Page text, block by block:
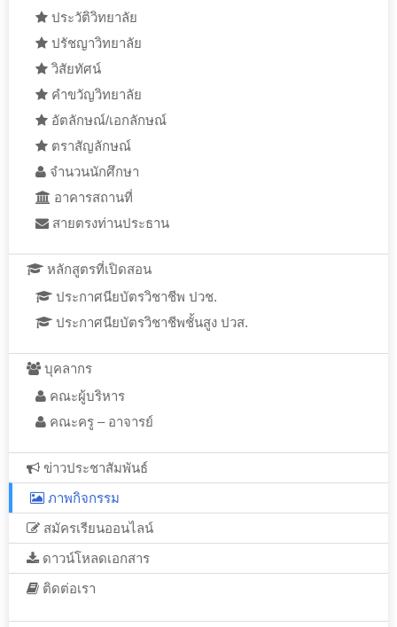
ประวัติวิทยาลัย
ปรัชญาวิทยาลัย
วิสัยทัศน์
คำขวัญวิทยาลัย
อัตลักษณ์/เอกลักษณ์
ตราสัญลักษณ์
จำนวนนักศึกษา
อาคารสถานที่
สายตรงท่านประธาน
หลักสูตรที่เปิดสอน
ประกาศนียบัตรวิชาชีพ ปวช.
ประกาศนียบัตรวิชาชีพชั้นสูง ปวส.
บุคลากร
คณะผู้บริหาร
คณะครู – อาจารย์
ข่าวประชาสัมพันธ์
ภาพกิจกรรม
สมัครเรียนออนไลน์
ดาวน์โหลดเอกสาร
ติดต่อเรา